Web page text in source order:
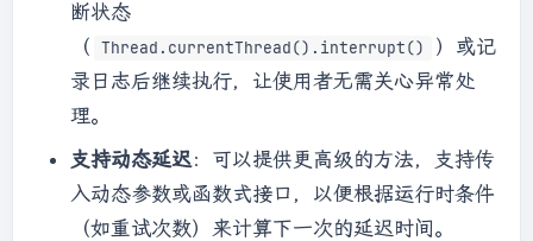
断状态
（ Thread.currentThread().interrupt()
）或记
录日志后继续执行，让使用者无需关心异常处
理。
支持动态延迟：可以提供更高级的方法，支持传
入动态参数或函数式接口，以便根据运行时条件
（如重试次数）来计算下一次的延迟时间。